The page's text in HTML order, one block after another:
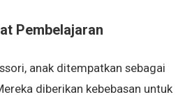
Pembelajaran
anak ditempatkan sebagai
diberikan kebebasan untuk